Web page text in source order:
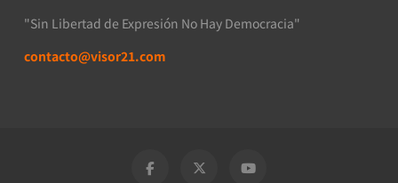
"Sin Libertad de Expresión No Hay Democracia"
contacto@visor21.com